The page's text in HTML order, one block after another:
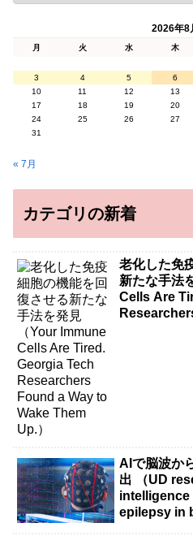
2026年8
月 火 水 木
3
4 5 6
10
11 12 13
17
18 19 20
24
25 26 27
31
« 7月
カテゴリの新着
老化した免
新たな手法
Cells Are
AIで脳波か
出 （UD
epilepsy in